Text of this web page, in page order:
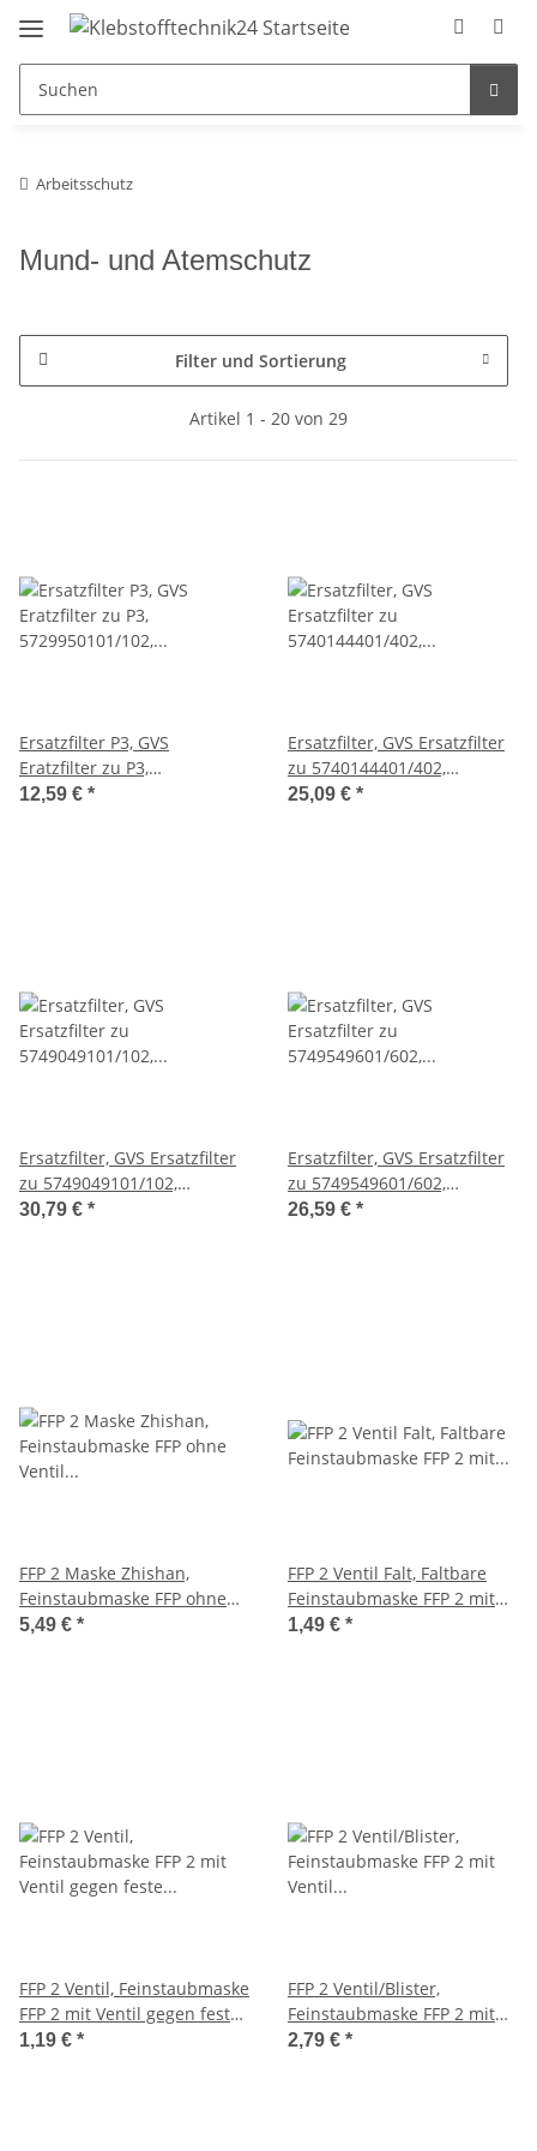
Arbeitsschutz
Mund- und Atemschutz
Filter und Sortierung
Artikel 1 - 20 von 29
Ersatzfilter P3, GVS
Eratzfilter zu P3,
5729950101/102,
12,59 € *
Ersatzfilter, GVS Ersatzfilter
zu 5740144401/402,
5733850301/302 und A1P3
25,09 € *
Ersatzfilter, GVS Ersatzfilter
zu 5749049101/102,
5753453501/502 und
30,79 € *
Ersatzfilter, GVS Ersatzfilter
zu 5749549601/602,
5753653701/702 und A2P3
26,59 € *
FFP 2 Maske Zhishan,
Feinstaubmaske FFP ohne
Ventil gegen feste und
5,49 € *
FFP 2 Ventil Falt, Faltbare
Feinstaubmaske FFP 2 mit
Ventil gegen feste und
1,49 € *
FFP 2 Ventil, Feinstaubmaske
FFP 2 mit Ventil gegen feste
und flüssige Partikel bis
1,19 € *
FFP 2 Ventil/Blister,
Feinstaubmaske FFP 2 mit
Ventil gegen feste und
2,79 € *